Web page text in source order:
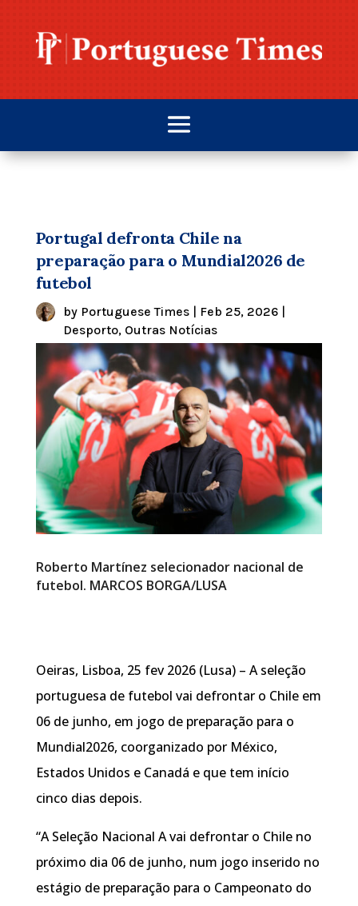
Portugal defronta Chile na
preparação para o Mundial2026 de
futebol
by Portuguese Times| Feb 25, 2026|
Desporto, Outras Notícias
Roberto Martínez selecionador nacional de
futebol. MARCOS BORGA/LUSA
Oeiras, Lisboa, 25 fev 2026 (Lusa) – A seleção
portuguesa de futebol vai defrontar o Chile em
06 de junho, em jogo de preparação para o
Mundial2026, coorganizado por México,
Estados Unidos e Canadá e que tem início
cinco dias depois.
“A Seleção Nacional A vai defrontar o Chile no
próximo dia 06 de junho, num jogo inserido no
estágio de preparação para o Campeonato do